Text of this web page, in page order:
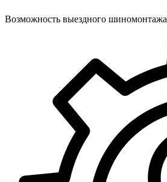
Возможность выездного шиномонтажа